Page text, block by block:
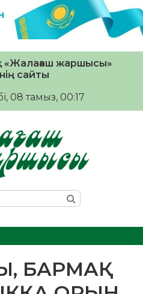
«Жалағаш жаршысы»
сайты
08 тамыз, 00:17
БАРМАҚ